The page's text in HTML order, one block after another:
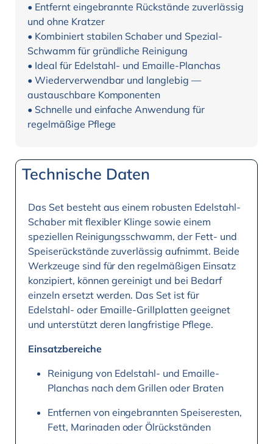
• Entfernt eingebrannte Rückstände zuverlässig
und ohne Kratzer
• Kombiniert stabilen Schaber und Spezial-
Schwamm für gründliche Reinigung
• Ideal für Edelstahl- und Emaille-Planchas
• Wiederverwendbar und langlebig —
austauschbare Komponenten
• Schnelle und einfache Anwendung für
regelmäßige Pflege
Technische Daten
Das Set besteht aus einem robusten Edelstahl-
Schaber mit flexibler Klinge sowie einem
speziellen Reinigungsschwamm, der Fett- und
Speiserückstände zuverlässig aufnimmt. Beide
Werkzeuge sind für den regelmäßigen Einsatz
konzipiert, können gereinigt und bei Bedarf
einzeln ersetzt werden. Das Set ist für
Edelstahl- oder Emaille-Grillplatten geeignet
und unterstützt deren langfristige Pflege.
Einsatzbereiche
Reinigung von Edelstahl- und Emaille-
Planchas nach dem Grillen oder Braten
Entfernen von eingebrannten Speiseresten,
Fett, Marinaden oder Ölrückständen